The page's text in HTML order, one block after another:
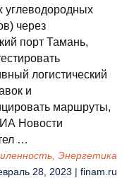
через
порт Тамань,
логистический
и
маршруты,
Новости
…
Энергетика
28, 2023 | finam.ru